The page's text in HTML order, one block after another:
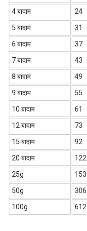
4 बादाम 24
5 बादाम 31
6 बादाम 37
7 बादाम 43
8 बादाम 49
9 बादाम 55
10 बादाम 61
12 बादाम 73
15 बादाम 92
20 बादाम 122
25g 153
50g 306
100g 612